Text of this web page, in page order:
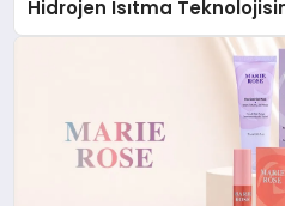
Hidrojen Isıtma
Düzenleyici Onaylarını Aldı